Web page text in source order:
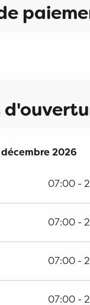
au31
décembre 2026
07:00 -
07:00 -
07:00 -
07:00 -